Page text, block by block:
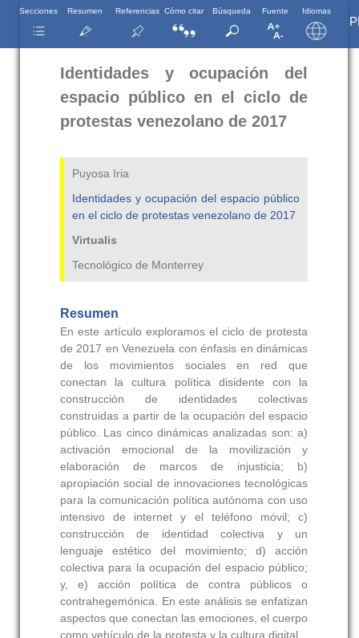
Secciones Resumen Referencias Cómo citar Búsqueda Fuente Idiomas
Identidades y ocupación del
espacio público en el ciclo de
protestas venezolano de 2017
Puyosa Iria
Identidades y ocupación del espacio público
en el ciclo de protestas venezolano de 2017
Virtualis
Tecnológico de Monterrey
Resumen
En este artículo exploramos el ciclo de protesta
de 2017 en Venezuela con énfasis en dinámicas
de los movimientos sociales en red que
conectan la cultura política disidente con la
construcción de identidades colectivas
construidas a partir de la ocupación del espacio
público. Las cinco dinámicas analizadas son: a)
activación emocional de la movilización y
elaboración de marcos de injusticia; b)
apropiación social de innovaciones tecnológicas
para la comunicación política autónoma con uso
intensivo de internet y el teléfono móvil; c)
construcción de identidad colectiva y un
lenguaje estético del movimiento; d) acción
colectiva para la ocupación del espacio público;
y, e) acción política de contra públicos o
contrahegemónica. En este análisis se enfatizan
aspectos que conectan las emociones, el cuerpo
como vehículo de la protesta y la cultura digital.